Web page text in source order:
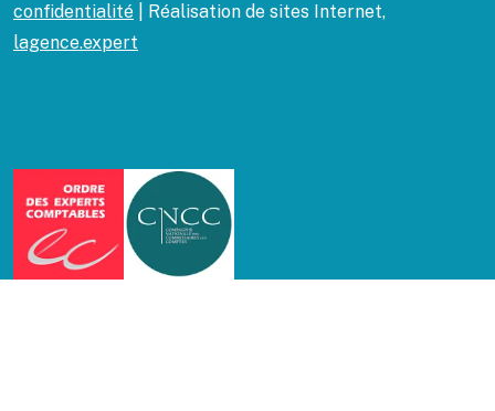
confidentialité | Réalisation de sites Internet,
lagence.expert